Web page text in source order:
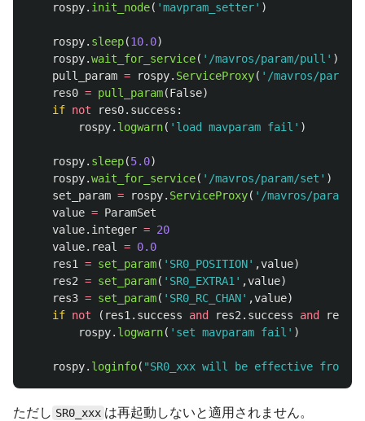
rospy. init_node( 'mavpram_setter' )
rospy. sleep(10.0)
rospy.wait_for_service( ' /mavros/param/pull ' )
pull_param = rospy. ServiceProxy( ' /mavros/
res0 = pull_param(False)
if not res0. success :
rospy. logwarn( ' load mavparam fail ' )
rospy. sleep(5.0)
rospy.wait_for_service( ' /mavros/param/set ' )
set_param = rospy. ServiceProxy( ' /mavros/param/
value = ParamSet
value. integer = 20
value. real = 0.0
res1
= set_param( ' SR0_POSITION' ,value)
res2 = set_param( ' SR0_EXTRA1 ' ,value)
res3 = set_param( ' SR0_RC_CHAN' ,value)
if not ( res1 . success and res2 . success and res3
rospy. logwarn( ' set mavparam fail ' )
rospy. loginfo( "SR0_xxx will be effective from
ただし SR0_xxx は再起動しないと適用されません。